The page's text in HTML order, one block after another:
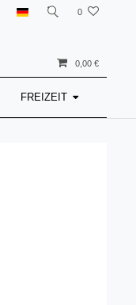
0
0,00 €
FREIZEIT